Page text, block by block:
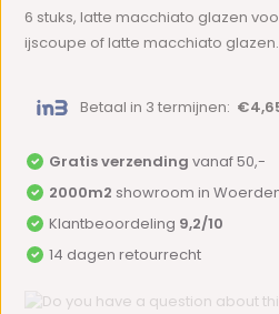
6 stuks, latte macchiato glazen
ijscoupe of latte macchiato
Betaal in 3 termijnen:
Gratis verzending vanaf 50,-
2000m2 showroom in
Klantbeoordeling 9,2/10
14 dagen retourrecht